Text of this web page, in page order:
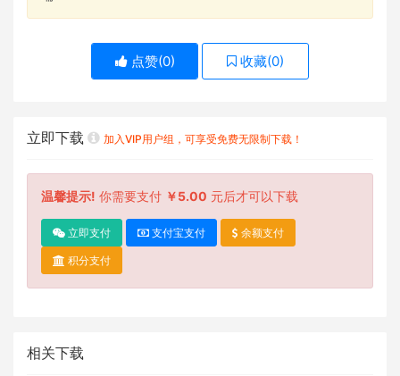
点赞(0) 收藏(0)
立即下载 加入VIP用户组，可享受免费无限制下载！
温馨提示! 你需要支付 ￥5.00 元后才可以下载
立即支付 支付宝支付 余额支付
积分支付
相关下载